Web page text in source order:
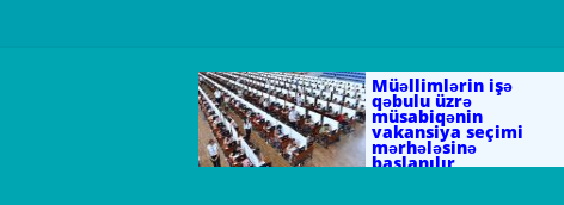
Müəllimlərin işə
qəbulu üzrə
müsabiqənin
vakansiya seçimi
mərhələsinə
başlanılır